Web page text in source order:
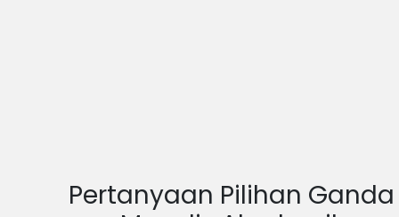
Pertanyaan Pilihan Ganda